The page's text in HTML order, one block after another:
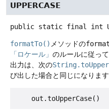
UPPERCASE
public static final int
formatTo() メソッドの
「ロケール」 のルールに従っ
出力は、次の
び出した場合と同じになります
    out.toUpperCase()